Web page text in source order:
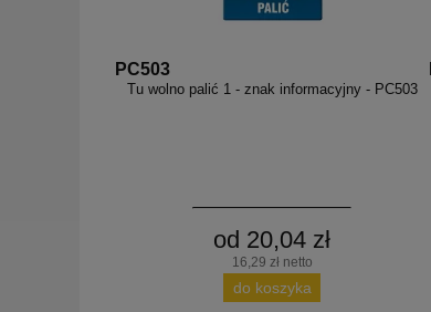
PC503
Tu wolno palić 1 - znak informacyjny - PC503
od 20,04 zł
16,29 zł netto
do koszyka